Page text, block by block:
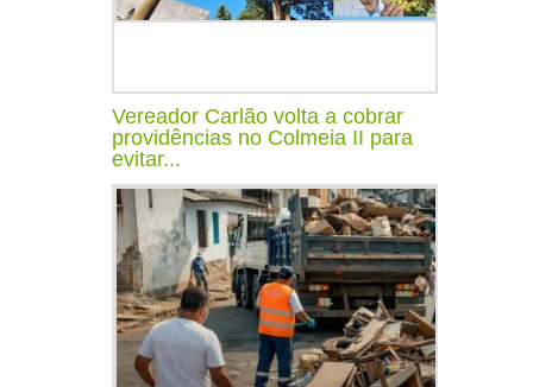
Vereador Carlão volta a cobrar
providências no Colmeia II para
evitar...